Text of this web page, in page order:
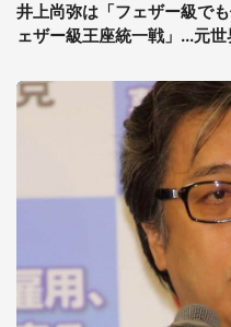
井上尚弥は「フェザー級で
ェザー級王座統一戦」...元